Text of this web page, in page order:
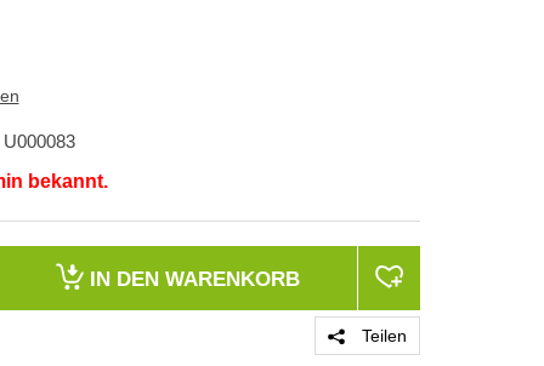
U000083
bekannt.
IN DEN WARENKORB
Teilen